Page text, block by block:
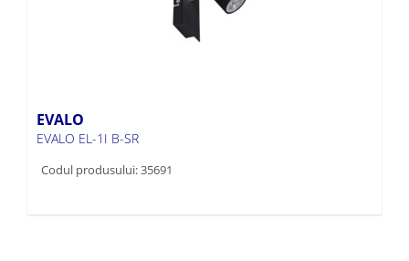
EVALO
EVALO EL-1I B-SR
Codul produsului: 35691